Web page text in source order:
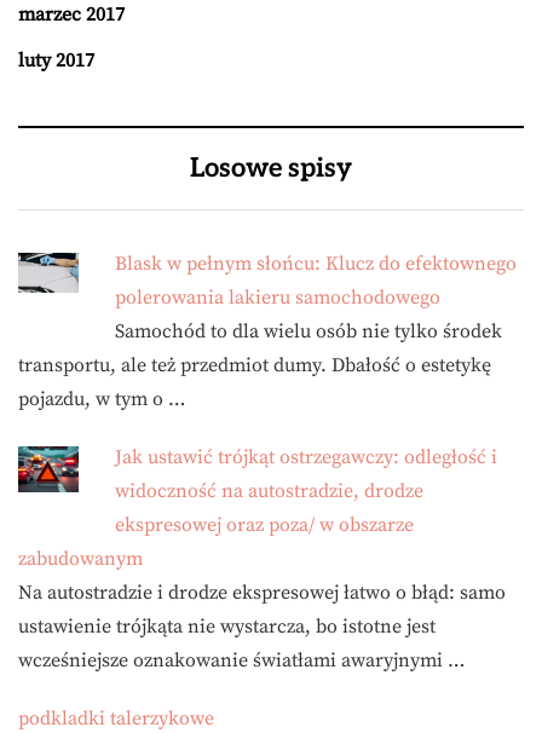
marzec 2017
luty 2017
Losowe spisy
Blask w pełnym słońcu: Klucz do efektownego
polerowania lakieru samochodowego
Samochód to dla wielu osób nie tylko środek
transportu, ale też przedmiot dumy. Dbałość o estetykę
pojazdu, w tym o …
Jak ustawić trójkąt ostrzegawczy: odległość i
widoczność na autostradzie, drodze
ekspresowej oraz poza/ w obszarze
zabudowanym
Na autostradzie i drodze ekspresowej łatwo o błąd: samo
ustawienie trójkąta nie wystarcza, bo istotne jest
wcześniejsze oznakowanie światłami awaryjnymi …
podkladki talerzykowe